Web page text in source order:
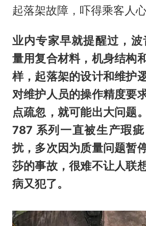
起落架故障，吓得乘客人心
业内专家早就提醒过，
量用复合材料，机身结构
样，起落架的设计和维护
对维护人员的操作精度要
点疏忽，就可能出大问题
787 系列一直被生产瑕
扰，多次因为质量问题暂
莎的事故，很难不让人联
病又犯了。